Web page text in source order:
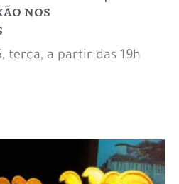
nos
terça, a partir das 19h